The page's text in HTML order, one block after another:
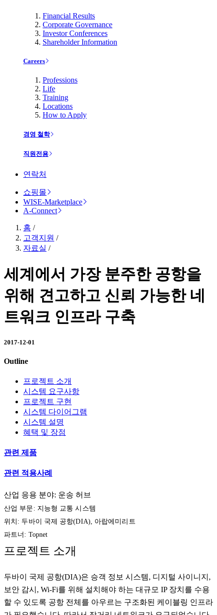
Financial Results
Corporate Governance
Investor Conferences
Shareholder Information
Careers
Professions
Life
Training
Locations
How to Apply
경영 철학
직원전용
연락처
쇼핑몰
WISE-Marketplace
A-Connect
홈 /
고객지원 /
자료실 /
세계에서 가장 분주한 공항을
위해 견고하고 신뢰 가능한 네
트워크 인프라 구축
2017-12-01
Outline
프로젝트 소개
시스템 요구사항
프로젝트 구현
시스템 다이어그램
시스템 설명
혜택 및 장점
관련 제품
관련 적용사례
산업 응용 분야: 운송 허브
산업 부문: 지능형 교통 시스템
위치: 두바이 국제 공항(DIA), 아랍에미리트
파트너: Topnet
프로젝트 소개
두바이 국제 공항(DIA)은 승객 정보 시스템, 디지털 사이니지,
보안 감시, Wi-Fi를 위해 설치해야 하는 대규모 IP 장치를 수용
할 수 있도록 공항 전체를 아우르는 구조화된 케이블링 인프라